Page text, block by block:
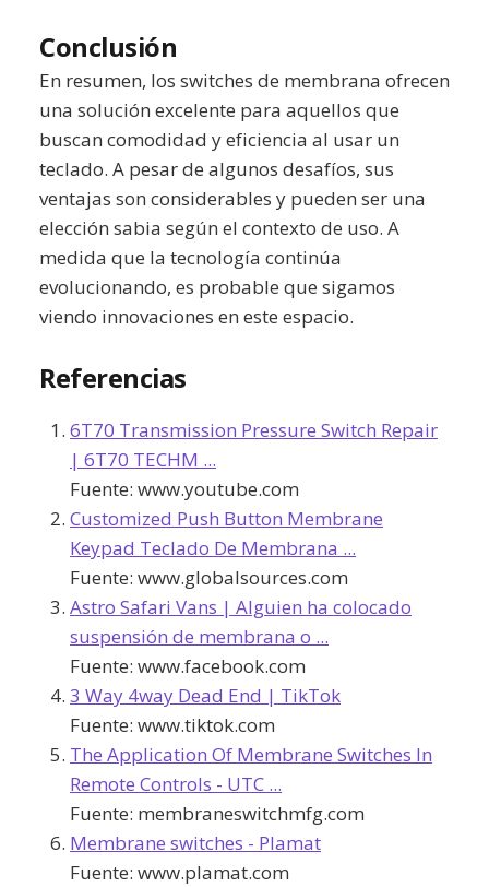
Conclusión
En resumen, los switches de membrana ofrecen
una solución excelente para aquellos que
buscan comodidad y eficiencia al usar un
teclado. A pesar de algunos desafíos, sus
ventajas son considerables y pueden ser una
elección sabia según el contexto de uso. A
medida que la tecnología continúa
evolucionando, es probable que sigamos
viendo innovaciones en este espacio.
Referencias
6T70 Transmission Pressure Switch Repair
| 6T70 TECHM ...
Fuente: www.youtube.com
Customized Push Button Membrane
Keypad Teclado De Membrana ...
Fuente: www.globalsources.com
Astro Safari Vans | Alguien ha colocado
suspensión de membrana o ...
Fuente: www.facebook.com
3 Way 4way Dead End | TikTok
Fuente: www.tiktok.com
The Application Of Membrane Switches In
Remote Controls - UTC ...
Fuente: membraneswitchmfg.com
Membrane switches - Plamat
Fuente: www.plamat.com